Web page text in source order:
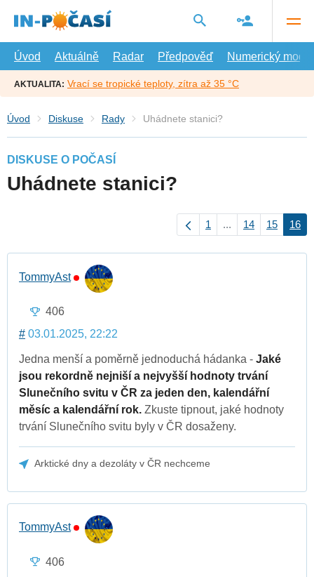
hlavní
Úvod
Aktuálně Radar Předpověď Numerický model
AKTUALITA: Vrací se tropické teploty, zítra až 35 °C
Úvod Diskuse Rady Uhádnete stanici?
DISKUSE O POČASÍ
Uhádnete stanici?
1 ... 14 15 16
TommyAst
406
# 03.01.2025, 22:22
Jedna menší a poměrně jednoduchá hádanka - Jaké
jsou rekordně nejniší a nejvyšší hodnoty trvání
Slunečního svitu v ČR za jeden den, kalendářní
měsíc a kalendářní rok. Zkuste tipnout, jaké hodnoty
trvání Slunečního svitu byly v ČR dosaženy.
Arktické dny a dezoláty v ČR nechceme
TommyAst
406